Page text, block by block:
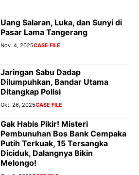
Uang Salaran, Luka, dan Sunyi di
Pasar Lama Tangerang
Nov. 4, 2025CASE FILE
Jaringan Sabu Dadap
Dilumpuhkan, Bandar Utama
Ditangkap Polisi
Okt. 26, 2025CASE FILE
Gak Habis Pikir! Misteri
Pembunuhan Bos Bank Cempaka
Putih Terkuak, 15 Tersangka
Diciduk, Dalangnya Bikin
Melongo!